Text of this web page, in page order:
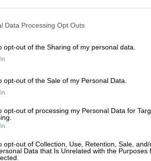
Data Processing Opt Outs
opt-out of the Sharing of my personal data.
opt-out of the Sale of my Personal Data.
opt-out of processing my Personal Data for
opt-out of Collection, Use, Retention, Sale,
Data that Is Unrelated with the Purposes
Dopo labirra primaverile
Come tradizionale birrificio
Le feste vogliono essere celebrate
Una delle preferite durante
colleghe, ma colpisce comunque
forte. Il Maibock viene
l’esuberante danza verso maggio
luppolo Hallertau e una gradazione
Il Maibock di Ayinger scorre nel
bianca e ariosa si trova in cima al
malto tostato, caramello cremoso,